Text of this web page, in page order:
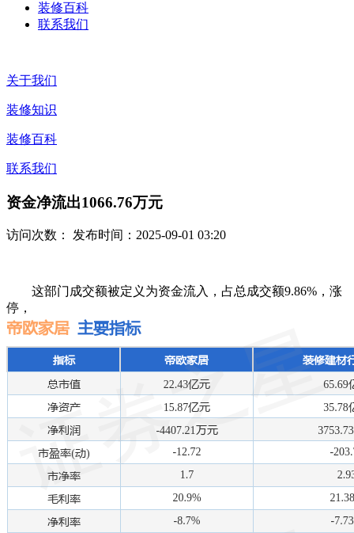
装修百科
联系我们
关于我们
装修知识
装修百科
联系我们
资金净流出1066.76万元
访问次数： 发布时间：2025-09-01 03:20
这部门成交额被定义为资金流入，占总成交额9.86%，涨
停，